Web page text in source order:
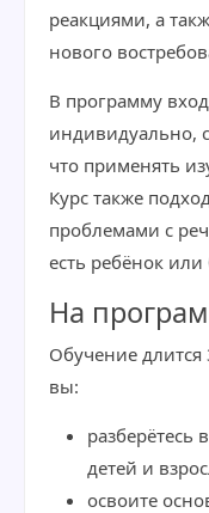
реакциями, а
нового
В программу
индивидуально,
что применять
Курс также
проблемами с
есть ребёнок
На
Обучение длится
вы:
разберётесь
детей и
освоите